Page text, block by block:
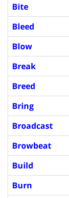
Bite
Bleed
Blow
Break
Breed
Bring
Broadcast
Browbeat
Build
Burn